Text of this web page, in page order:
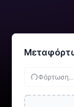
Φόρτωση...